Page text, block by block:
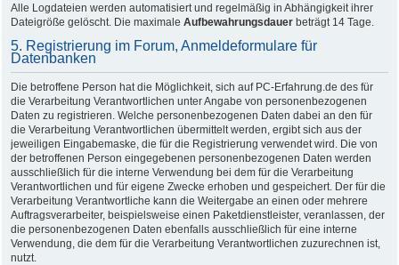
Alle Logdateien werden automatisiert und regelmäßig in Abhängigkeit ihrer
Dateigröße gelöscht. Die maximale Aufbewahrungsdauer beträgt 14 Tage.
5. Registrierung im Forum, Anmeldeformulare für
Datenbanken
Die betroffene Person hat die Möglichkeit, sich auf PC-Erfahrung.de des für
die Verarbeitung Verantwortlichen unter Angabe von personenbezogenen
Daten zu registrieren. Welche personenbezogenen Daten dabei an den für
die Verarbeitung Verantwortlichen übermittelt werden, ergibt sich aus der
jeweiligen Eingabemaske, die für die Registrierung verwendet wird. Die von
der betroffenen Person eingegebenen personenbezogenen Daten werden
ausschließlich für die interne Verwendung bei dem für die Verarbeitung
Verantwortlichen und für eigene Zwecke erhoben und gespeichert. Der für die
Verarbeitung Verantwortliche kann die Weitergabe an einen oder mehrere
Auftragsverarbeiter, beispielsweise einen Paketdienstleister, veranlassen, der
die personenbezogenen Daten ebenfalls ausschließlich für eine interne
Verwendung, die dem für die Verarbeitung Verantwortlichen zuzurechnen ist,
nutzt.